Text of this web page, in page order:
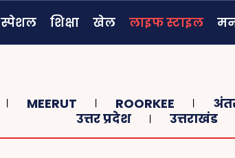
स्पेशल शिक्षा खेल लाइफ स्टाइल
MEERUT ROORKEE
उत्तर प्रदेश
उत्तराखंड